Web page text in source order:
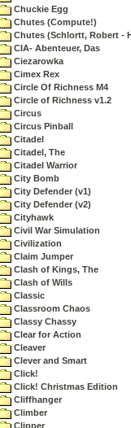
Chuckie Egg
Chutes (Compute!)
Chutes (Schlortt, Robert -
CIA- Abenteuer, Das
Ciezarowka
Cimex Rex
Circle Of Richness M4
Circle of Richness v1.2
Circus
Circus Pinball
Citadel
Citadel, The
Citadel Warrior
City Bomb
City Defender (v1)
City Defender (v2)
Cityhawk
Civil War Simulation
Civilization
Claim Jumper
Clash of Kings, The
Clash of Wills
Classic
Classroom Chaos
Classy Chassy
Clear for Action
Cleaver
Clever and Smart
Click!
Click! Christmas Edition
Cliffhanger
Climber
Clipper